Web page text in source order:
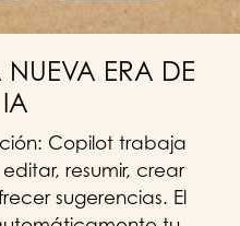
ERA DE
Copilot trabaja
resumir, crear
sugerencias. El